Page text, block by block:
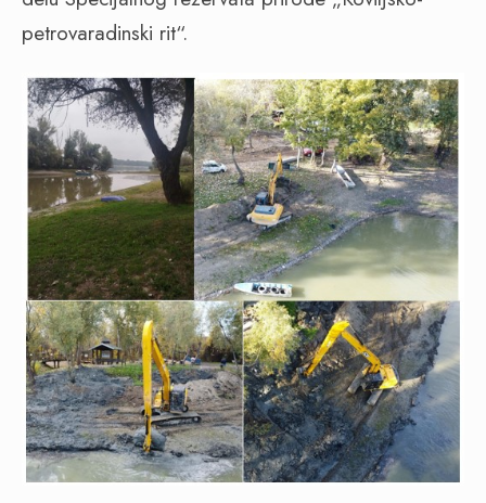
petrovaradinski rit“.